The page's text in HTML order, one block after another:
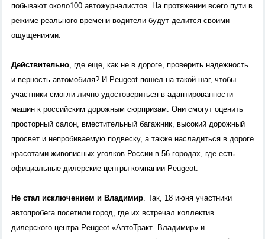
побывают около100 автожурналистов. На протяжении всего пути в
режиме реального времени водители будут делится своими
ощущениями.
Действительно , где еще, как не в дороге, проверить надежность
и верность автомобиля? И Peugeot пошел на такой шаг, чтобы
участники смогли лично удостовериться в адаптированности
машин к российским дорожным сюрпризам. Они смогут оценить
просторный салон, вместительный багажник, высокий дорожный
просвет и непробиваемую подвеску, а также насладиться в дороге
красотами живописных уголков России в 56 городах, где есть
официальные дилерские центры компании Peugeot.
Не стал исключением и Владимир . Так, 18 июня участники
автопробега посетили город, где их встречал коллектив
дилерского центра Peugeot «АвтоТракт- Владимир» и